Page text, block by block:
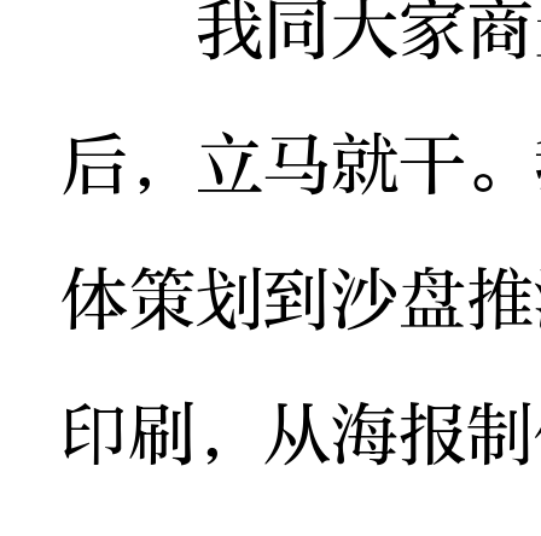
我同大家商
后，立马就干
体策划到沙盘
印刷，从海报